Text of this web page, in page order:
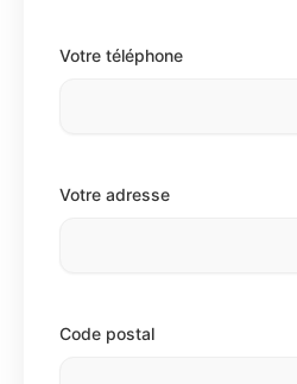
Votre téléphone
Votre adresse
Code postal